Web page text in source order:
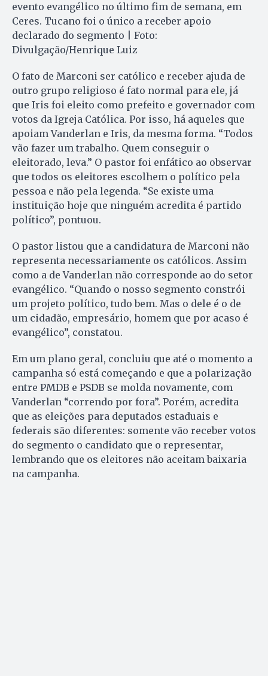
evento evangélico no último fim de semana, em
Ceres. Tucano foi o único a receber apoio
declarado do segmento | Foto:
Divulgação/Henrique Luiz
O fato de Marconi ser católico e receber ajuda de
outro grupo religioso é fato normal para ele, já
que Iris foi eleito como prefeito e governador com
votos da Igreja Católica. Por isso, há aqueles que
apoiam Vanderlan e Iris, da mesma forma. “Todos
vão fazer um trabalho. Quem conseguir o
eleitorado, leva.” O pastor foi enfático ao observar
que todos os eleitores escolhem o político pela
pessoa e não pela legenda. “Se existe uma
instituição hoje que ninguém acredita é partido
político”, pontuou.
O pastor listou que a candidatura de Marconi não
representa necessariamente os católicos. Assim
como a de Vanderlan não corresponde ao do setor
evangélico. “Quando o nosso segmento constrói
um projeto político, tudo bem. Mas o dele é o de
um cidadão, empresário, homem que por acaso é
evangélico”, constatou.
Em um plano geral, concluiu que até o momento a
campanha só está começando e que a polarização
entre PMDB e PSDB se molda novamente, com
Vanderlan “correndo por fora”. Porém, acredita
que as eleições para deputados estaduais e
federais são diferentes: somente vão receber votos
do segmento o candidato que o representar,
lembrando que os eleitores não aceitam baixaria
na campanha.